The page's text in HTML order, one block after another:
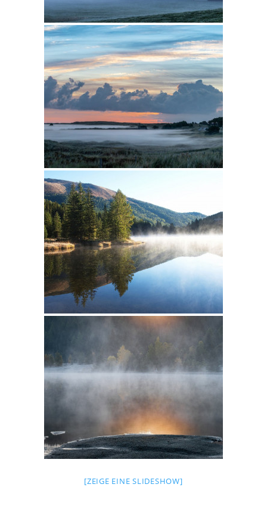
[ZEIGE EINE SLIDESHOW]